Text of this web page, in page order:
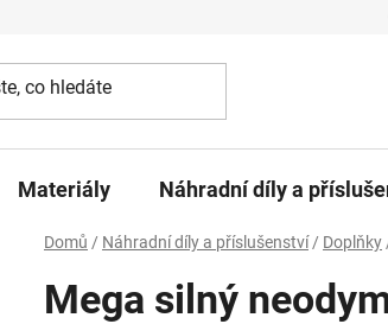
Materiály Náhradní díly a
Domů / Náhradní díly a příslušenství / Doplňky
Mega silný